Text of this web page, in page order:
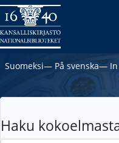
Suomeksi― På svenska―
Haku